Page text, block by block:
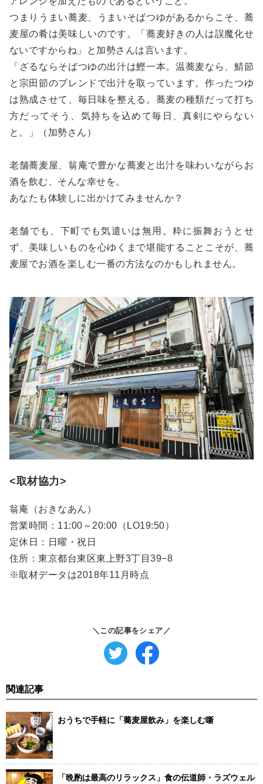
つまりうまい蕎麦、うまいそばつゆがあるからこそ、蕎
麦屋の肴は美味しいのです。「蕎麦好きの人は誤魔化せ
ないですからね」と加勢さんは言います。
「ざるならそばつゆの出汁は鰹一本。温蕎麦なら、鯖節
と宗田節のブレンドで出汁を取っています。作ったつゆ
は熟成させて、毎日味を整える。蕎麦の種類だって打ち
方だってそう、気持ちを込めて毎日、真剣にやらない
と。」（加勢さん）
老舗蕎麦屋、翁庵で豊かな蕎麦と出汁を味わいながらお
酒を飲む、そんな幸せを。
あなたも体験しに出かけてみませんか？
老舗でも、下町でも気遣いは無用。粋に振舞おうとせ
ず、美味しいものを心ゆくまで堪能することこそが、蕎
麦屋でお酒を楽しむ一番の方法なのかもしれません。
<取材協力>
翁庵（おきなあん）
営業時間：11:00～20:00（LO19:50）
定休日：日曜・祝日
住所：東京都台東区東上野3丁目39−8
※取材データは2018年11月時点
＼この記事をシェア／
関連記事
おうちで手軽に「蕎麦屋飲み」を楽しむ噺
「晩酌は最高のリラックス」食の伝道師・ラズウェル